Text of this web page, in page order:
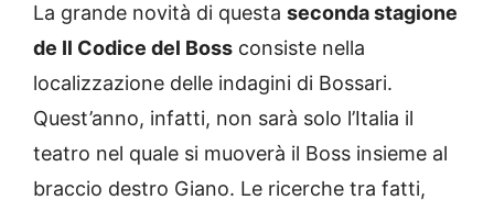
La grande novità di questa seconda stagione
de Il Codice del Boss consiste nella
localizzazione delle indagini di Bossari.
Quest’anno, infatti, non sarà solo l’Italia il
teatro nel quale si muoverà il Boss insieme al
braccio destro Giano. Le ricerche tra fatti,